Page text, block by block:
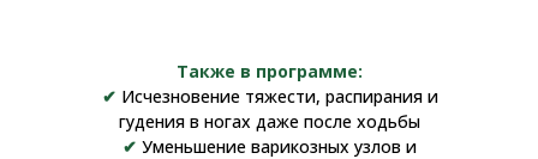
Также в программе:
✔ Исчезновение тяжести, распирания и
гудения в ногах даже после ходьбы
✔ Уменьшение варикозных узлов и